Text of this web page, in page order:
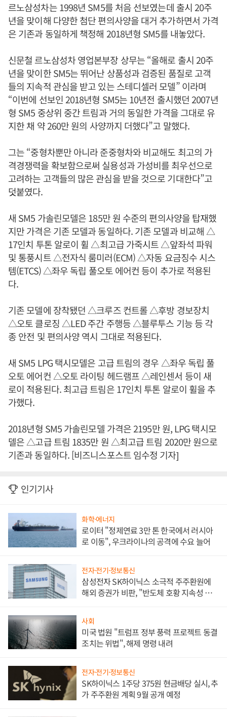
르노삼성차는 1998년 SM5를 처음 선보였는데 출시 20주
년을 맞이해 다양한 첨단 편의사양을 대거 추가하면서 가격
은 기존과 동일하게 책정해 2018년형 SM5를 내놓았다.
신문철 르노삼성차 영업본부장 상무는 “올해로 출시 20주
년을 맞이한 SM5는 뛰어난 상품성과 검증된 품질로 고객
들의 지속적 관심을 받고 있는 스테디셀러 모델” 이라며
“이번에 선보인 2018년형 SM5는 10년전 출시했던 2007년
형 SM5 중상위 중간 트림과 거의 동일한 가격을 그대로 유
지한 채 약 260만 원의 사양까지 더했다”고 말했다.
그는 “중형차뿐만 아니라 준중형차와 비교해도 최고의 가
격경쟁력을 확보함으로써 실용성과 가성비를 최우선으로
고려하는 고객들의 많은 관심을 받을 것으로 기대한다”고
덧붙였다.
새 SM5 가솔린모델은 185만 원 수준의 편의사양을 탑재했
지만 가격은 기존 모델과 동일하다. 기존 모델과 비교해 △
17인치 투톤 알로이 휠 △최고급 가죽시트 △앞좌석 파워
및 통풍시트 △전자식 룸미러(ECM) △자동 요금징수 시스
템(ETCS) △좌우 독립 풀오토 에어컨 등이 추가로 적용된
다.
기존 모델에 장착됐던 △크루즈 컨트롤 △후방 경보장치
△오토 클로징 △LED 주간 주행등 △블루투스 기능 등 각
종 안전 및 편의사양 역시 그대로 적용된다.
새 SM5 LPG 택시모델은 고급 트림의 경우 △좌우 독립 풀
오토 에어컨 △오토 라이팅 헤드램프 △레인센서 등이 새
로이 적용된다. 최고급 트림은 17인치 투톤 알로이 휠을 추
가했다.
2018년형 SM5 가솔린모델 가격은 2195만 원, LPG 택시모
델은 △고급 트림 1835만 원 △최고급 트림 2020만 원으로
기존과 동일하다. [비즈니스포스트 임수정 기자]
인기기사
화학·에너지
로이터 "정제연료 3만 톤 한국에서 러시아
로 이동", 우크라이나의 공격에 수요 늘어
전자·전기·정보통신
삼성전자 SK하이닉스 소극적 주주환원에
해외 증권가 비판, "반도체 호황 지속성 의
사회
미국 법원 "트럼프 정부 풍력 프로젝트 동결
조치는 위법", 해제 명령 내려
전자·전기·정보통신
SK하이닉스 1주당 375원 현금배당 실시, 추
가 주주환원 계획 9월 공개 예정